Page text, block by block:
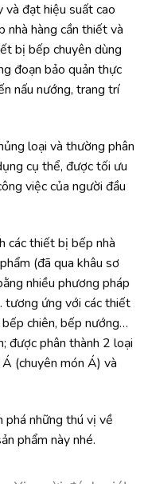
và đạt hiệu suất cao
nhà hàng cần thiết và
bị bếp chuyên dùng
đoạn bảo quản thực
nấu nướng, trang trí
loại và thường phân
cụ thể, được tối ưu
việc của người đầu
các thiết bị bếp nhà
(đã qua khâu sơ
nhiều phương pháp
tương ứng với các thiết
chiên, bếp nướng…
được phân thành 2 loại
(chuyên món Á) và
phá những thú vị về
phẩm này nhé.